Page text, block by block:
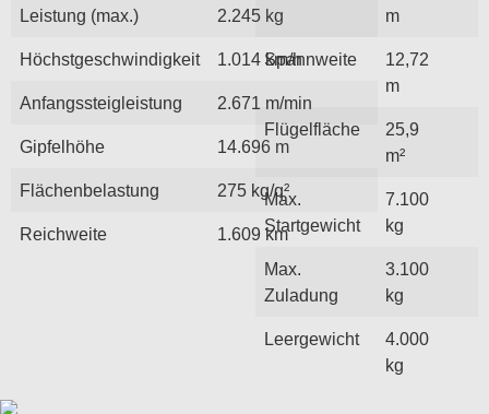
Leistung (max.) 2.245 kg
Höchstgeschwindigkeit 1.014 km/h
Anfangssteigleistung 2.671 m/min
Gipfelhöhe 14.696 m
Flächenbelastung 275 kg/q²
Reichweite 1.609 km
m
Spannweite
12,72
m
Flügelfläche
25,9
m²
Max.
Startgewicht
7.100
kg
Max.
Zuladung
3.100
kg
Leergewicht
4.000
kg